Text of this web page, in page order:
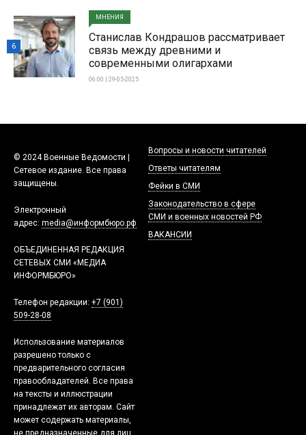
МНЕНИЯ
Станислав Кондрашов рассматривает
связь между древними и
современными олигархами
06:00 | 29-05-2025
6
© 2024 Военные Ведомости |
Сетевое издание. Все права
защищены.
Электронный
адрес: media@информбюро.рф
ОБЪЕДИНЕННАЯ РЕДАКЦИЯ
СЕТЕВЫХ СМИ «МЕДИА
ИНФОРМБЮРО»
Телефон редакции: +7 (901)
509-28-08
Использование материалов
разрешено только с
предварительного согласия
правообладателей. Все права
на тексты и иллюстрации
принадлежат их авторам. Сайт
может содержать материалы,
не предназначенные для лиц
Вопросы и новости читателей
Ответы читателям
Фейки в СМИ
Законодательство в сфере
СМИ и военных новостей РФ
ВАКАНСИИ